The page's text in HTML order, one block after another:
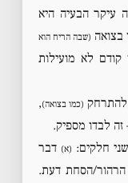
עיקר הבעיה היא
בצואה (שבה הריח הוא
לא מועילות
להתרחק (כמו בצואה),
לבדו מספיק.
חלקים: (א) דבר
הרהור/הסחת דעת.